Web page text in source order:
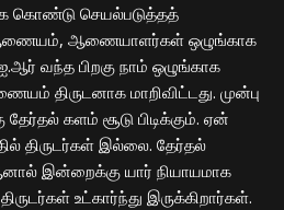
கொண்டு செயல்படுத்தத்
ஆணையாளர்கள் ஒழுங்காக
வந்த பிறகு நாம் ஒழுங்காக
திருடனாக மாறிவிட்டது. முன்பு
தேர்தல் களம் சூடு பிடிக்கும். ஏன்
திருடர்கள் இல்லை. தேர்தல்
இன்றைக்கு யார் நியாயமாக
உட்கார்ந்து இருக்கிறார்கள்.